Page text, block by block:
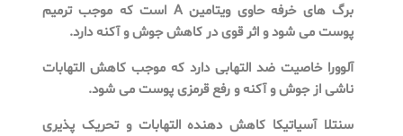
برگ های خرفه حاوی ویتامین A است که موجب ترمیم
پوست می شود و اثر قوی در کاهش جوش و آکنه دارد.
آلوورا خاصیت ضد التهابی دارد که موجب کاهش التهابات
ناشی از جوش و آکنه و رفع قرمزی پوست می شود.
سنتلا آسیاتیکا کاهش دهنده التهابات و تحریک پذیری